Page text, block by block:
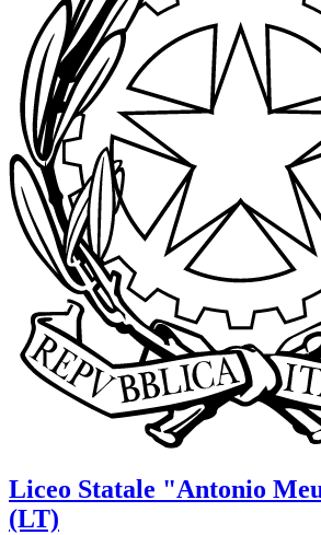
Liceo Statale "Antonio
(LT)